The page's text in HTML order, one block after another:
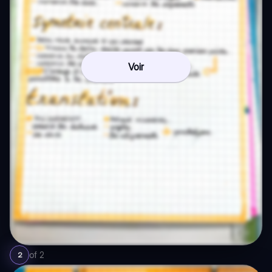
Voir
2 of 2